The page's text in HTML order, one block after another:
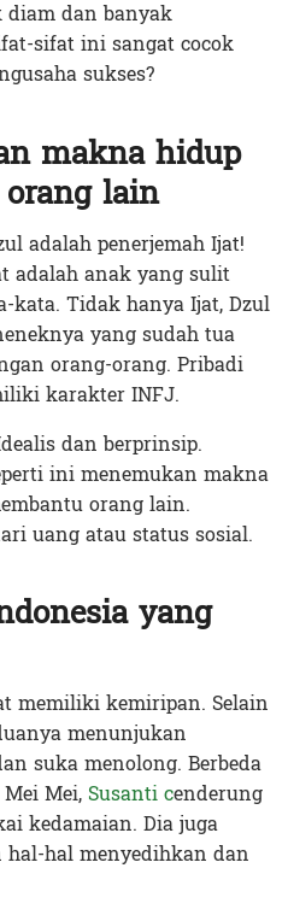
dan banyak
sifat ini sangat cocok
sukses?
makna hidup
lain
adalah penerjemah Ijat!
adalah anak yang sulit
kata. Tidak hanya Ijat, Dzul
yang sudah tua
orang-orang. Pribadi
karakter INFJ.
dan berprinsip.
ini menemukan makna
orang lain.
uang atau status sosial.
yang
memiliki kemiripan. Selain
menunjukan
suka menolong. Berbeda
Mei, Susanti cenderung
kedamaian. Dia juga
hal menyedihkan dan